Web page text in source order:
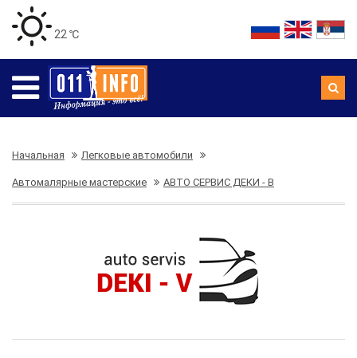
22 ℃
Начальная Легковые автомобили
Автомалярные мастерские АВТО СЕРВИС ДЕКИ - В